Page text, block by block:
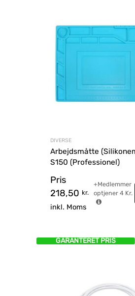
DIVERSE
Arbejdsmåtte
S150 (Professionel)
Pris
218,50 kr.
inkl. Moms
+Medlemmer
optjener 4Kr.
GARANTERET PRIS